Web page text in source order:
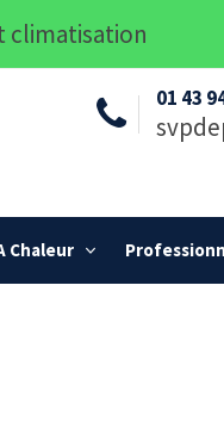
climatisation
01 43
Chaleur